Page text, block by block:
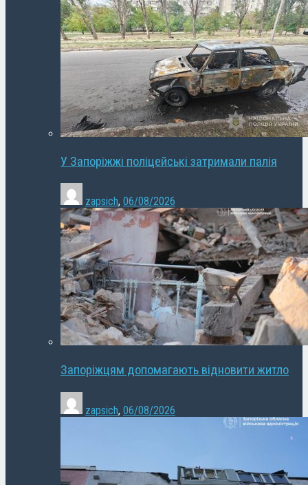
У Запоріжжі поліцейські затримали палія
zapsich, 06/08/2026
Запоріжцям допомагають відновити житло
zapsich, 06/08/2026